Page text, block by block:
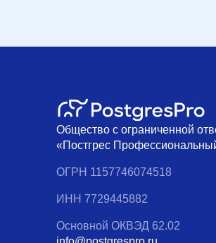
Общество с ограниченной
«Постгрес
ОГРН 1157746074518
ИНН 7729445882
Основной ОКВЭД 62.02